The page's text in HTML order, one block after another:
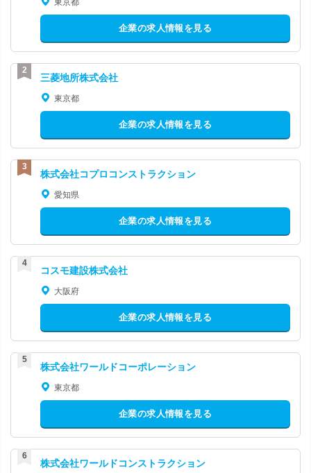
東京都
企業の求人情報を見る
三菱地所株式会社
東京都
企業の求人情報を見る
株式会社コプロコンストラクション
愛知県
企業の求人情報を見る
コスモ建設株式会社
大阪府
企業の求人情報を見る
株式会社ワールドコーポレーション
東京都
企業の求人情報を見る
株式会社ワールドコンストラクション